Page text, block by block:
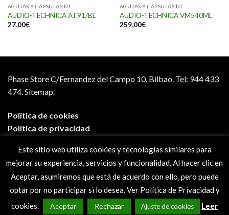
AGUJAS Y CAPSULAS DJ
AUDIO-TECHNICA AT91/BL
27,00€
AGUJAS Y CAPSULAS DJ
AUDIO-TECHNICA VM540ML
259,00€
Phase Store C/Fernandez del Campo 10, Bilbao. Tel: 944 433
474.Sitemap.
Política de cookies
Política de privacidad
Condiciones de compra
Preguntas frecuentes
Este sitio web utiliza cookies y tecnologías similares para
mejorar su experiencia, servicios y funcionalidad. Al hacer clic en
Aceptar, asumiremos que está de acuerdo con ello, pero puede
optar por no participar si lo desea. Ver Política de Privacidad y
cookies.
Aceptar Rechazar Ajuste de cookies Leer